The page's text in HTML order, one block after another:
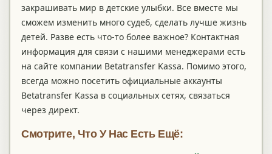
закрашивать мир в детские улыбки. Все вместе мы
сможем изменить много судеб, сделать лучше жизнь
детей. Разве есть что-то более важное? Контактная
информация для связи с нашими менеджерами есть
на сайте компании Betatransfer Kassa. Помимо этого,
всегда можно посетить официальные аккаунты
Betatransfer Kassa в социальных сетях, связаться
через директ.
Смотрите, Что У Нас Есть Ещё: